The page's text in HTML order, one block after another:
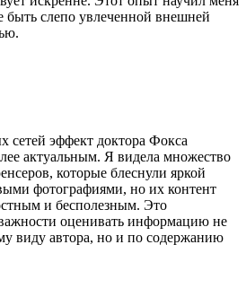
быть слепо увлеченной внешней
сетей эффект доктора Фокса
актуальным. Я видела множество
которые блеснули яркой
фотографиями, но их контент
и бесполезным. Это
оценивать информацию не
виду автора, но и по содержанию